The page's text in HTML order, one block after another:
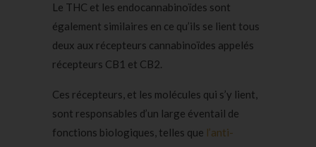
Le THC et les endocannabinoïdes sont
également similaires en ce qu’ils se lient tous
deux aux récepteurs cannabinoïdes appelés
récepteurs CB1 et CB2.
Ces récepteurs, et les molécules qui s’y lient,
sont responsables d’un large éventail de
fonctions biologiques, telles que l’anti-